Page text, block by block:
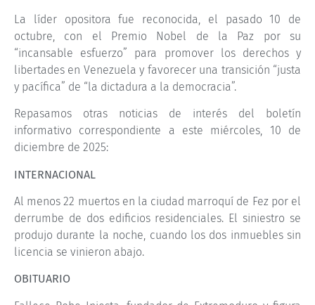
La líder opositora fue reconocida, el pasado 10 de
octubre, con el Premio Nobel de la Paz por su
“incansable esfuerzo” para promover los derechos y
libertades en Venezuela y favorecer una transición “justa
y pacífica” de “la dictadura a la democracia”.
Repasamos otras noticias de interés del boletín
informativo correspondiente a este miércoles, 10 de
diciembre de 2025:
INTERNACIONAL
Al menos 22 muertos en la ciudad marroquí de Fez por el
derrumbe de dos edificios residenciales. El siniestro se
produjo durante la noche, cuando los dos inmuebles sin
licencia se vinieron abajo.
OBITUARIO